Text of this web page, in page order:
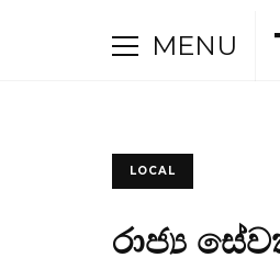
MENU
LOCAL
රාජ්‍ය